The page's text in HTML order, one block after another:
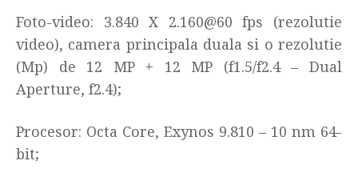
Foto-video: 3.840 X 2.160@60 fps (rezolutie
video), camera principala duala si o rezolutie
(Mp) de 12 MP + 12 MP (f1.5/f2.4 – Dual
Aperture, f2.4);
Procesor: Octa Core, Exynos 9.810 – 10 nm 64-
bit;